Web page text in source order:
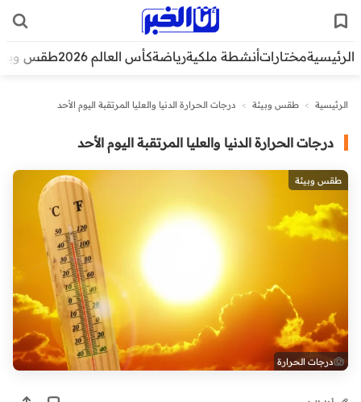
الرئيسيةمختاراتأنشطة ملكيةرياضةكأس العالم 2026 طقس
الرئيسية > طقس وبيئة > درجات الحرارة الدنيا والعليا المرتقبة اليوم الأحد
درجات الحرارة الدنيا والعليا المرتقبة اليوم الأحد
طقس وبيئة
درجات الحرارة